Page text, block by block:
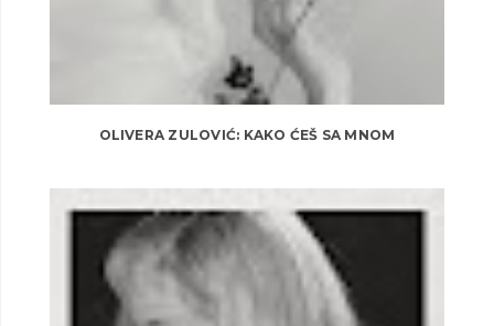
OLIVERA ZULOVIĆ: KAKO ĆEŠ SA MNOM